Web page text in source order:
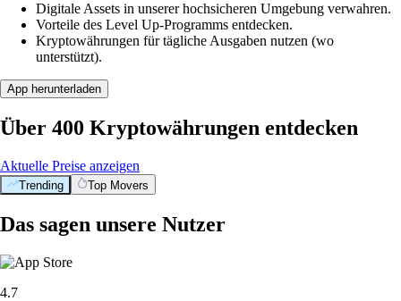
Digitale Assets in unserer hochsicheren Umgebung verwahren.
Vorteile des Level Up-Programms entdecken.
Kryptowährungen für tägliche Ausgaben nutzen (wo
unterstützt).
App herunterladen
Über 400 Kryptowährungen entdecken
Aktuelle Preise anzeigen
Trending Top Movers
Das sagen unsere Nutzer
4.7